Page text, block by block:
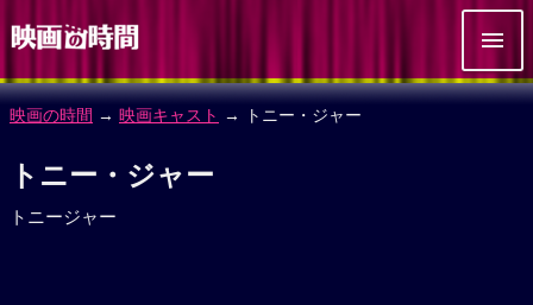
映画の時間 → 映画キャスト → トニー・ジャー
トニー・ジャー
トニージャー